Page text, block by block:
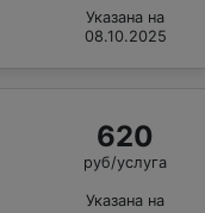
Указана на
08.10.2025
620
руб/услуга
Указана на